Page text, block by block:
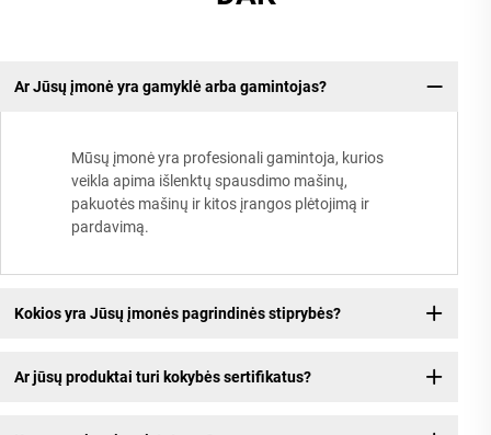
Ar Jūsų įmonė yra gamyklė arba gamintojas?
Mūsų įmonė yra profesionali gamintoja, kurios
veikla apima išlenktų spausdimo mašinų,
pakuotės mašinų ir kitos įrangos plėtojimą ir
pardavimą.
Kokios yra Jūsų įmonės pagrindinės stiprybės?
Ar jūsų produktai turi kokybės sertifikatus?